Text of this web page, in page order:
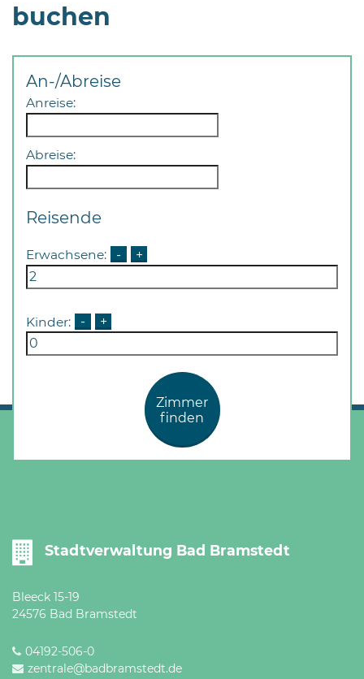
buchen
An-/Abreise
Anreise:
Abreise:
Reisende
Erwachsene: - +
Kinder: - +
Zimmer
finden
Stadtverwaltung Bad Bramstedt
Bleeck 15-19
24576 Bad Bramstedt
04192-506-0
zentrale@badbramstedt.de